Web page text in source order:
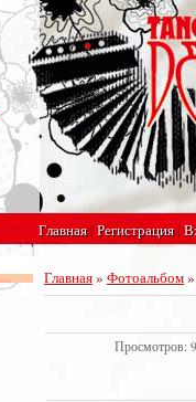
Главная| Регистрация|
Главная» Фотоальбом
Просмотров: